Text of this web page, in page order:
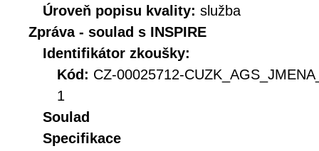
Úroveň popisu kvality: služba
Zpráva - soulad s INSPIRE
Identifikátor zkoušky:
Kód: CZ-00025712-
1
Soulad
Specifikace